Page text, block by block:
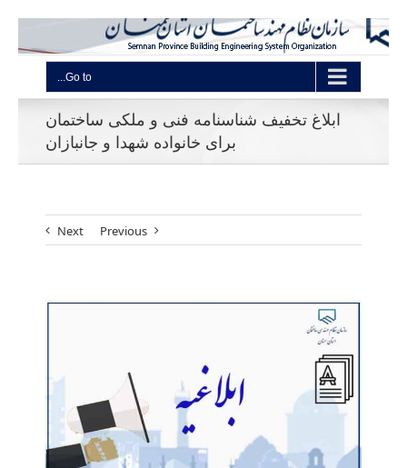
Go to...
ابلاغ تخفیف شناسنامه فنی و ملکی ساختمان
برای خانواده شهدا و جانبازان
Previous
Next
View
Larger
Image